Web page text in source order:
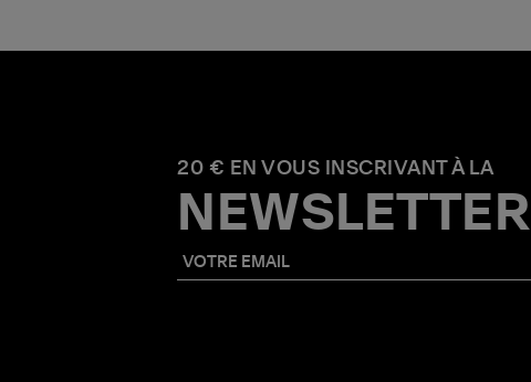
20 € EN VOUS INSCRIVANT À LA
NEWSLETTER